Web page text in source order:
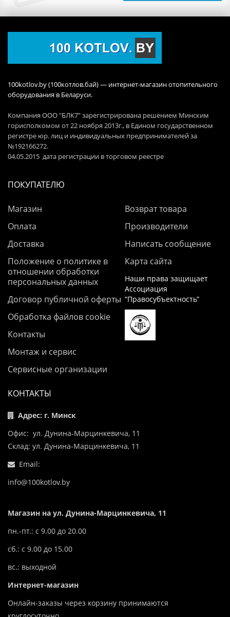
100kotlov.by (100котлов.бай) — интернет-магазин отопительного
оборудования в Беларуси.
Компания ООО "БЛК7" зарегистрирована решением Минским
горисполкомом от 22 ноября 2013г., в Едином государственном
регистре юр. лиц и индивидуальных предпринимателей за
№192166272.
04.05.2015 дата регистрации в торговом реестре
ПОКУПАТЕЛЮ
Магазин
Оплата
Доставка
Положение о политике в
отношении обработки
персональных данных
Договор публичной оферты
Обработка файлов cookie
Контакты
Монтаж и сервис
Сервисные организации
Возврат товара
Производители
Написать сообщение
Карта сайта
Наши права защищает
Ассоциация
“Правосубъектность”
КОНТАКТЫ
Адрес: г. Минск
Офис: ул. Дунина-Марцинкевича, 11
Склад: ул. Дунина-Марцинкевича, 11
Email:
info@100kotlov.by
Магазин на ул. Дунина-Марцинкевича, 11
пн.-пт.: с 9.00 до 20.00
сб.: с 9.00 до 15.00
вс.: выходной
Интернет-магазин
Онлайн-заказы через корзину принимаются